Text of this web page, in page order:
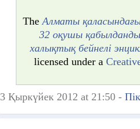
TheАлматы
32 оқушы
халықтық бейнелі
licensed under a
3 Қыркүйек 2012 at 21:50 -